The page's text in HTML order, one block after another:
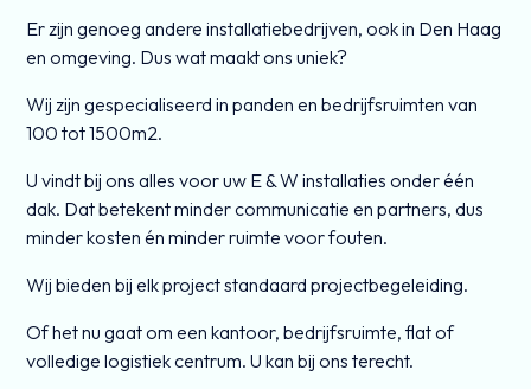
Er zijn genoeg andere installatiebedrijven, ook in Den Haag
en omgeving. Dus wat maakt ons uniek?
Wij zijn gespecialiseerd in panden en bedrijfsruimten van
100 tot 1500m2.
U vindt bij ons alles voor uw E & W installaties onder één
dak. Dat betekent minder communicatie en partners, dus
minder kosten én minder ruimte voor fouten.
Wij bieden bij elk project standaard projectbegeleiding.
Of het nu gaat om een kantoor, bedrijfsruimte, flat of
volledige logistiek centrum. U kan bij ons terecht.